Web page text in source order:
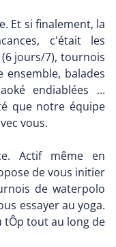
Et si finalement, la
c'était les
jours/7), tournois
balades
endiablées ...
que notre équipe
vous.
Actif même en
de vous initier
de waterpolo
essayer au yoga.
tÔp tout au long de